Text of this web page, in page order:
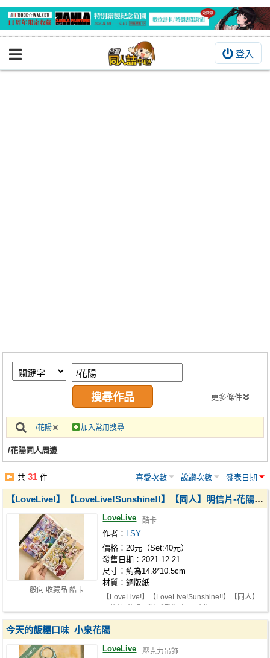
登入
BOOKY書集倉庫
繪圖藝廊
交流中心
攤位轉讓區
會員功能選單
註冊會員
更多條件
/花陽 加入常用搜尋
/花陽同人周邊
共31 件 喜愛次數 說讚次數 發表日期
一般向 收藏品 酷卡
【LoveLive!】【LoveLive!Sunshine!!】【同人】明信片-花陽派對/千歌狂夜
LoveLive 酷卡
作者： LSY
價格：20元（Set:40元）
發售日期：2021-12-21
尺寸：約為14.8*10.5cm
材質：銅版紙
【LoveLive!】【LoveLive!Sunshine!!】【同人】
今天的飯糰口味_小泉花陽
LoveLive 壓克力吊飾